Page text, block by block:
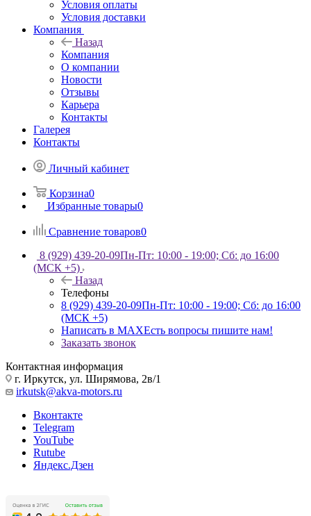
Условия оплаты
Условия доставки
Компания
Назад
Компания
О компании
Новости
Отзывы
Карьера
Контакты
Галерея
Контакты
Личный кабинет
Корзина0
Избранные товары0
Сравнение товаров0
8 (929) 439-20-09Пн-Пт: 10:00 - 19:00; Сб: до 16:00
(МСК +5)
Назад
Телефоны
8 (929) 439-20-09Пн-Пт: 10:00 - 19:00; Сб: до 16:00
(МСК +5)
Написать в MAXЕсть вопросы пишите нам!
Заказать звонок
Контактная информация
г. Иркутск, ул. Ширямова, 2в/1
irkutsk@akva-motors.ru
Вконтакте
Telegram
YouTube
Rutube
Яндекс.Дзен